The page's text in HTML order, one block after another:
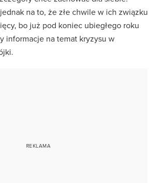
na to, że złe chwile w ich związku
bo już pod koniec ubiegłego roku
informacje na temat kryzysu w